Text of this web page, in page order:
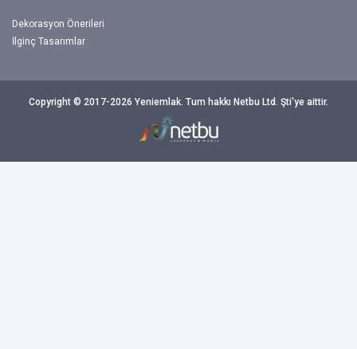
Dekorasyon Önerileri
İlginç Tasarımlar
Copyright © 2017-2026 Yeniemlak. Tum hakkı Netbu Ltd. Şti'ye aittir.